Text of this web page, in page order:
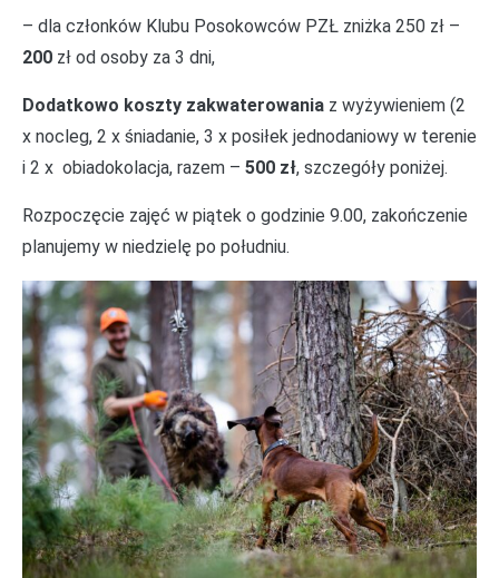
– dla członków Klubu Posokowców PZŁ zniżka 250 zł –
200 zł od osoby za 3 dni,
Dodatkowo koszty zakwaterowania z wyżywieniem (2
x nocleg, 2 x śniadanie, 3 x posiłek jednodaniowy w terenie
i 2 x obiadokolacja, razem – 500 zł, szczegóły poniżej.
Rozpoczęcie zajęć w piątek o godzinie 9.00, zakończenie
planujemy w niedzielę po południu.